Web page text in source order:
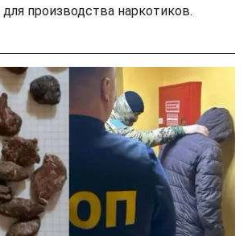
производства наркотиков.